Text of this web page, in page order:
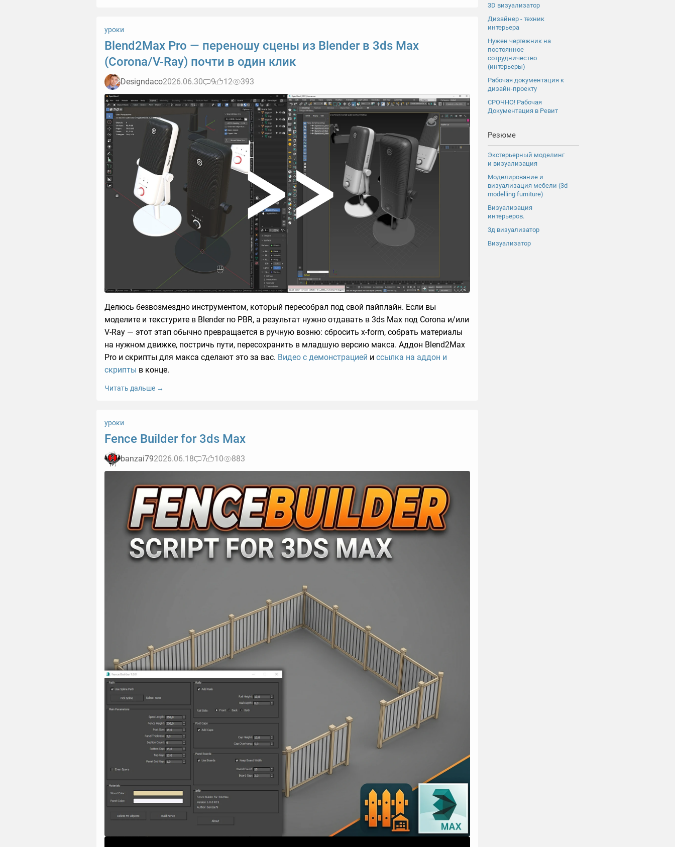
уроки
Blend2Max Pro — переношу сцены из Blender в 3ds Max
(Corona/V-Ray) почти в один клик
Designdaco2026.06.30 9 12 393
Делюсь безвозмездно инструментом, который пересобрал под свой пайплайн. Если вы
моделите и текстурите в Blender по PBR, а результат нужно отдавать в 3ds Max под Corona и/или
V-Ray — этот этап обычно превращается в ручную возню: сбросить x-form, собрать материалы
на нужном движке, постричь пути, пересохранить в младшую версию макса. Аддон Blend2Max
Pro и скрипты для макса сделают это за вас. Видео с демонстрацией и ссылка на аддон и
скрипты в конце.
Читать дальше →
уроки
Fence Builder for 3ds Max
banzai792026.06.18 7 10 883
3D визуализатор
Дизайнер - техник
интерьера
Нужен чертежник на
постоянное
сотрудничество
(интерьеры)
Рабочая документация к
дизайн-проекту
СРОЧНО! Рабочая
Документация в Ревит
Резюме
Экстерьерный моделинг
и визуализация
Моделирование и
визуализация мебели (3d
modelling furniture)
Визуализация
интерьеров.
3д визуализатор
Визуализатор